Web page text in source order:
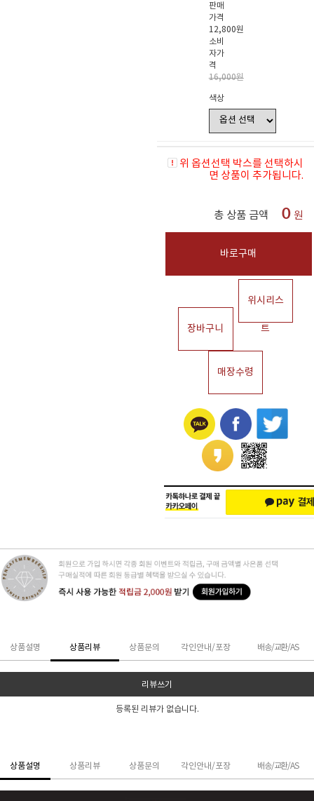
판매
가격
12,800원
소비
자가
격
16,000원
색상
위 옵션선택 박스를 선택하시
면 상품이 추가됩니다.
총 상품 금액 0 원
바로구매
장바구니
위시리스
트
매장수령
상품설명 상품리뷰 상품문의 각인안내/포장 배송/교환/AS
리뷰쓰기
등록된 리뷰가 없습니다.
상품설명 상품리뷰 상품문의 각인안내/포장 배송/교환/AS